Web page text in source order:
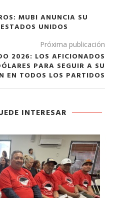
MUBI ANUNCIA SU
UNIDOS
Próxima publicación
2026: LOS AFICIONADOS
PARA SEGUIR A SU
EN TODOS LOS PARTIDOS
INTERESAR